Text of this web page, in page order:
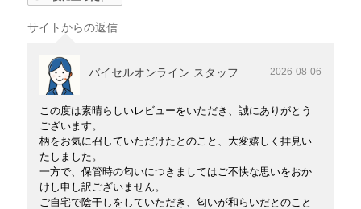
サイトからの返信
バイセルオンライン スタッフ 2026-08-06
この度は素晴らしいレビューをいただき、誠にありがとう
ございます。
柄をお気に召していただけたとのこと、大変嬉しく拝見い
たしました。
一方で、保管時の匂いにつきましてはご不快な思いをおか
けし申し訳ございません。
ご自宅で陰干しをしていただき、匂いが和らいだとのこと